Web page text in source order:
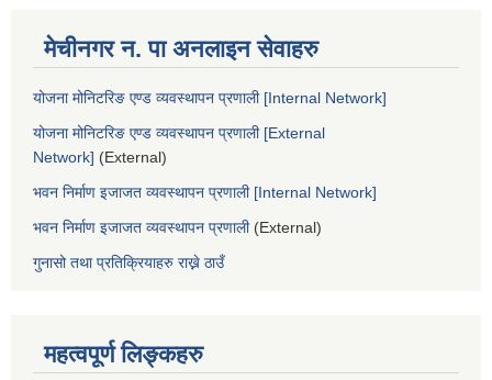
मेचीनगर न. पा अनलाइन सेवाहरु
योजना मोनिटरिङ एण्ड व्यवस्थापन प्रणाली [Internal Network]
योजना मोनिटरिङ एण्ड व्यवस्थापन प्रणाली [External
Network] (External)
भवन निर्माण इजाजत व्यवस्थापन प्रणाली [Internal Network]
भवन निर्माण इजाजत व्यवस्थापन प्रणाली(External)
गुनासो तथा प्रतिक्रियाहरु राख्ने ठाउँ
महत्वपूर्ण लिङ्कहरु